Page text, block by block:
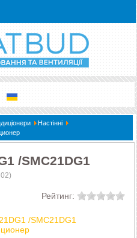
Настінні
/SMC21DG1
02)
Рейтинг: